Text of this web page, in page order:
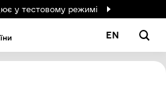
у тестовому режимі
EN